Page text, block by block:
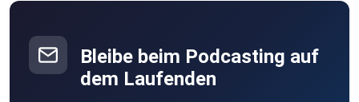
dem Podcast „Zweibahnstrasse - Mobilität der Zukunft“
möchte er
seine Erfahrungen und sein Wissen aus der Branche
Bleibe beim Podcasting auf
dem Laufenden